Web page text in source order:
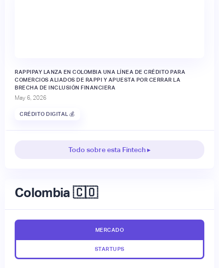
RAPPIPAY LANZA EN COLOMBIA UNA LÍNEA DE CRÉDITO PARA
COMERCIOS ALIADOS DE RAPPI Y APUESTA POR CERRAR LA
BRECHA DE INCLUSIÓN FINANCIERA
May 6, 2026
CRÉDITO DIGITAL 💰
Todo sobre esta Fintech ▸
Colombia 🇨🇴
MERCADO
STARTUPS